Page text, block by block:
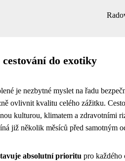
do exotiky
je nezbytné myslet na řadu
ovlivnit kvalitu celého zážitku.
kulturou, klimatem a zdravotními
již několik měsíců před samotným
absolutní prioritu pro každého